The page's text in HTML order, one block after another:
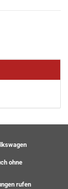
ohne
rufen